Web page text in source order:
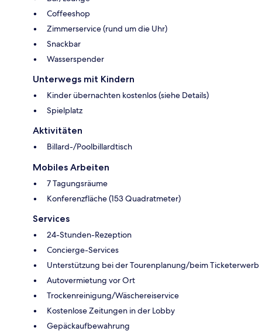
Coffeeshop
Zimmerservice (rund um die Uhr)
Snackbar
Wasserspender
Unterwegs mit Kindern
Kinder übernachten kostenlos (siehe Details)
Spielplatz
Aktivitäten
Billard-/Poolbillardtisch
Mobiles Arbeiten
7 Tagungsräume
Konferenzfläche (153 Quadratmeter)
Services
24-Stunden-Rezeption
Concierge-Services
Unterstützung bei der Tourenplanung/beim Ticketerwerb
Autovermietung vor Ort
Trockenreinigung/Wäschereiservice
Kostenlose Zeitungen in der Lobby
Gepäckaufbewahrung